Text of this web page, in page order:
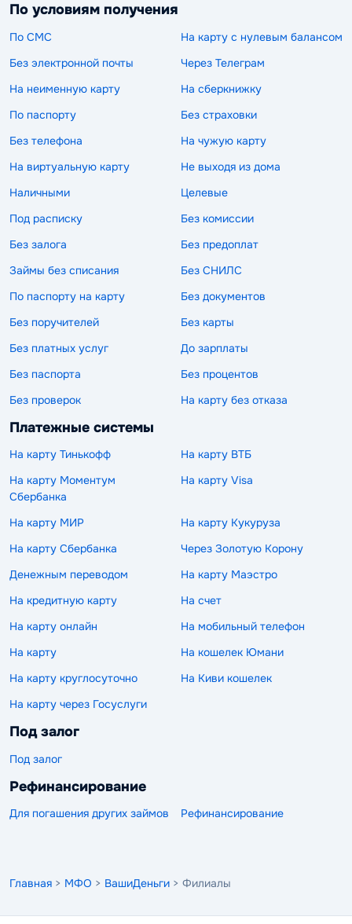
По условиям получения
По СМС
На карту с нулевым балансом
Без электронной почты
Через Телеграм
На неименную карту
На сберкнижку
По паспорту
Без страховки
Без телефона
На чужую карту
На виртуальную карту
Не выходя из дома
Наличными
Целевые
Под расписку
Без комиссии
Без залога
Без предоплат
Займы без списания
Без СНИЛС
По паспорту на карту
Без документов
Без поручителей
Без карты
Без платных услуг
До зарплаты
Без паспорта
Без процентов
Без проверок
На карту без отказа
Платежные системы
На карту Тинькофф
На карту ВТБ
На карту Моментум
Сбербанка
На карту Visa
На карту МИР
На карту Кукуруза
На карту Сбербанка
Через Золотую Корону
Денежным переводом
На карту Маэстро
На кредитную карту
На счет
На карту онлайн
На мобильный телефон
На карту
На кошелек Юмани
На карту круглосуточно
На Киви кошелек
На карту через Госуслуги
Под залог
Под залог
Рефинансирование
Для погашения других займов Рефинансирование
Главная > МФО > ВашиДеньги > Филиалы